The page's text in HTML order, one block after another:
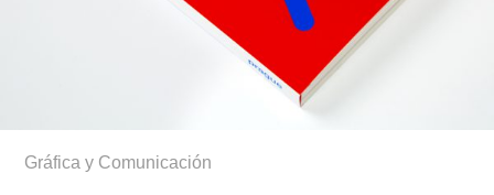
Gráfica y Comunicación